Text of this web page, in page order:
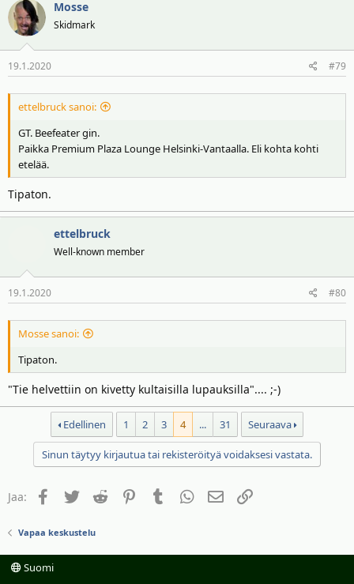
Mosse
Skidmark
19.1.2020 #79
ettelbruck sanoi:
GT. Beefeater gin.
Paikka Premium Plaza Lounge Helsinki-Vantaalla. Eli kohta kohti
etelää.
Tipaton.
ettelbruck
Well-known member
19.1.2020 #80
Mosse sanoi:
Tipaton.
"Tie helvettiin on kivetty kultaisilla lupauksilla".... ;-)
Edellinen 1 2 3 4 ... 31 Seuraava
Sinun täytyy kirjautua tai rekisteröityä voidaksesi vastata.
Jaa: Facebook
TwitterReddit PinterestTumblrWhatsAppSähköposti
Linkki
Vapaa keskustelu
Suomi